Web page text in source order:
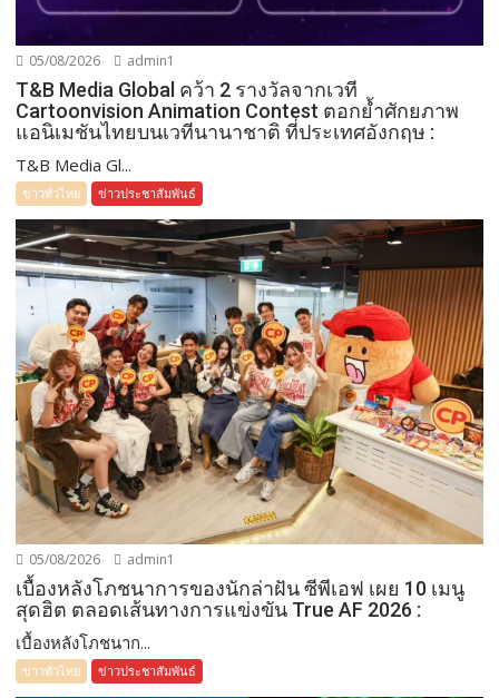
05/08/2026 admin1
T&B Media Global คว้า 2 รางวัลจากเวที
Cartoonvision Animation Contest ตอกย้ำศักยภาพ
แอนิเมชันไทยบนเวทีนานาชาติ ที่ประเทศอังกฤษ :
T&B Media Gl...
ข่าวทั่วไทย ข่าวประชาสัมพันธ์
05/08/2026 admin1
เบื้องหลังโภชนาการของนักล่าฝัน ซีพีเอฟ เผย 10 เมนู
สุดฮิต ตลอดเส้นทางการแข่งขัน True AF 2026 :
เบื้องหลังโภชนาก...
ข่าวทั่วไทย ข่าวประชาสัมพันธ์